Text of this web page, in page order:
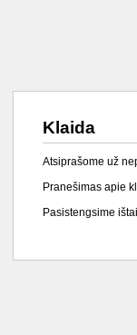
Klaida
Atsiprašome už
Pranešimas apie
Pasistengsime